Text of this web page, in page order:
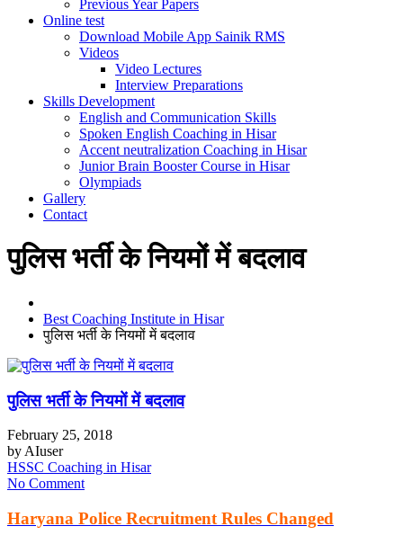
Previous Year Papers
Online test
Download Mobile App Sainik RMS
Videos
Video Lectures
Interview Preparations
Skills Development
English and Communication Skills
Spoken English Coaching in Hisar
Accent neutralization Coaching in Hisar
Junior Brain Booster Course in Hisar
Olympiads
Gallery
Contact
पुलिस भर्ती के नियमों में बदलाव
Best Coaching Institute in Hisar
पुलिस भर्ती के नियमों में बदलाव
पुलिस भर्ती के नियमों में बदलाव
February 25, 2018
by AIuser
HSSC Coaching in Hisar
No Comment
Haryana Police Recruitment Rules Changed